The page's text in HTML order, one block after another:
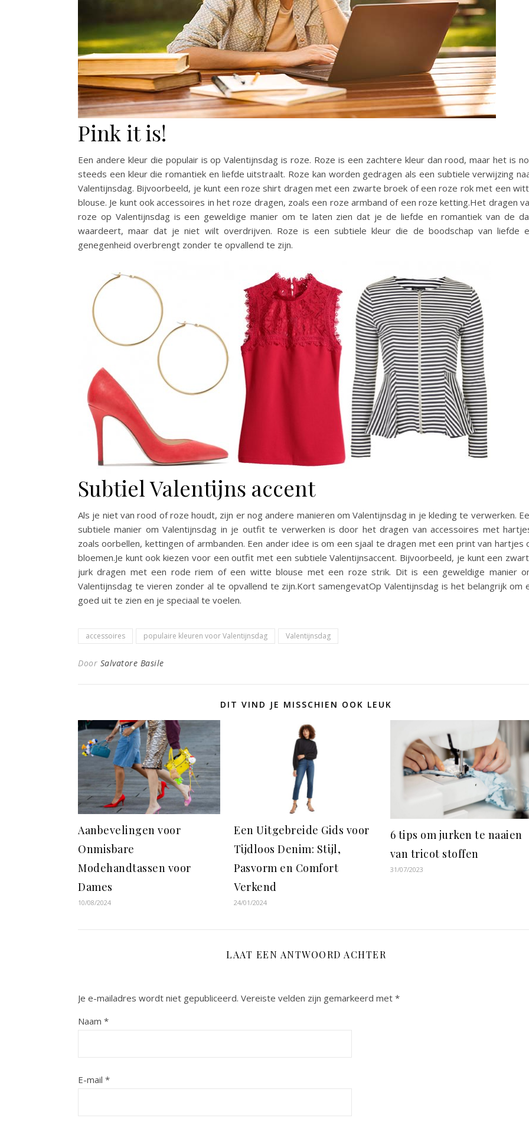
Pink it is!
Een andere kleur die populair is op Valentijnsdag is roze. Roze is een zachtere kleur dan rood, maar het is
steeds een kleur die romantiek en liefde uitstraalt. Roze kan worden gedragen als een subtiele verwijzing
Valentijnsdag. Bijvoorbeeld, je kunt een roze shirt dragen met een zwarte broek of een roze rok met een
blouse. Je kunt ook accessoires in het roze dragen, zoals een roze armband of een roze ketting.Het dragen
roze op Valentijnsdag is een geweldige manier om te laten zien dat je de liefde en romantiek van de
waardeert, maar dat je niet wilt overdrijven. Roze is een subtiele kleur die de boodschap van liefde
genegenheid overbrengt zonder te opvallend te zijn.
Subtiel Valentijns accent
Als je niet van rood of roze houdt, zijn er nog andere manieren om Valentijnsdag in je kleding te verwerken.
subtiele manier om Valentijnsdag in je outfit te verwerken is door het dragen van accessoires met
zoals oorbellen, kettingen of armbanden. Een ander idee is om een ​​sjaal te dragen met een print van hartjes
bloemen.Je kunt ook kiezen voor een outfit met een subtiele Valentijnsaccent. Bijvoorbeeld, je kunt een
jurk dragen met een rode riem of een witte blouse met een roze strik. Dit is een geweldige manier
Valentijnsdag te vieren zonder al te opvallend te zijn.Kort samengevatOp Valentijnsdag is het belangrijk om
goed uit te zien en je speciaal te voelen.
accessoires populaire kleuren voor Valentijnsdag Valentijnsdag
Door Salvatore Basile
DIT VIND JE MISSCHIEN OOK LEUK
Aanbevelingen voor
Onmisbare
Modehandtassen voor
Dames
10/08/2024
Een Uitgebreide Gids voor
Tijdloos Denim: Stijl,
Pasvorm en Comfort
Verkend
24/01/2024
6 tips om jurken te naaien
van tricot stoffen
31/07/2023
LAAT EEN ANTWOORD ACHTER
Je e-mailadres wordt niet gepubliceerd. Vereiste velden zijn gemarkeerd met *
Naam *
E-mail *